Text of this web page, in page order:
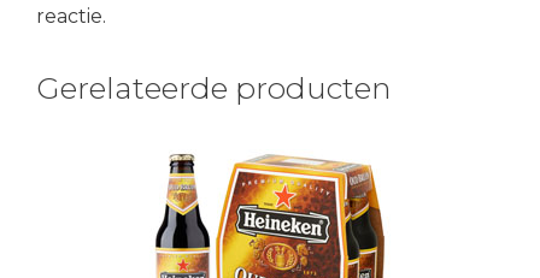
reactie.
Gerelateerde producten